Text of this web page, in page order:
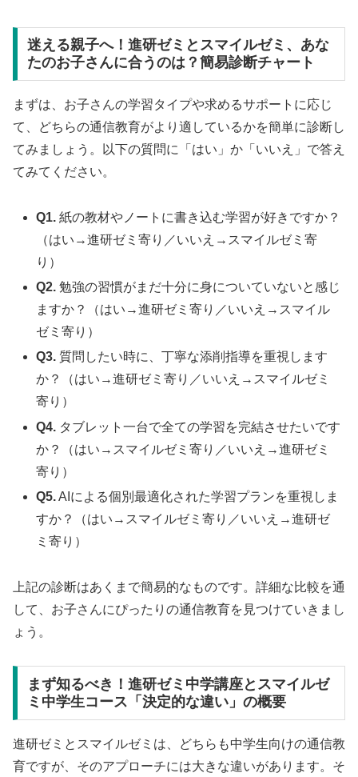
迷える親子へ！進研ゼミとスマイルゼミ、あな
たのお子さんに合うのは？簡易診断チャート
まずは、お子さんの学習タイプや求めるサポートに応じ
て、どちらの通信教育がより適しているかを簡単に診断し
てみましょう。以下の質問に「はい」か「いいえ」で答え
てみてください。
Q1. 紙の教材やノートに書き込む学習が好きですか？
（はい→進研ゼミ寄り／いいえ→スマイルゼミ寄
り）
Q2. 勉強の習慣がまだ十分に身についていないと感じ
ますか？（はい→進研ゼミ寄り／いいえ→スマイル
ゼミ寄り）
Q3. 質問したい時に、丁寧な添削指導を重視します
か？（はい→進研ゼミ寄り／いいえ→スマイルゼミ
寄り）
Q4. タブレット一台で全ての学習を完結させたいです
か？（はい→スマイルゼミ寄り／いいえ→進研ゼミ
寄り）
Q5.AIによる個別最適化された学習プランを重視しま
すか？（はい→スマイルゼミ寄り／いいえ→進研ゼ
ミ寄り）
上記の診断はあくまで簡易的なものです。詳細な比較を通
して、お子さんにぴったりの通信教育を見つけていきまし
ょう。
まず知るべき！進研ゼミ中学講座とスマイルゼ
ミ中学生コース「決定的な違い」の概要
進研ゼミとスマイルゼミは、どちらも中学生向けの通信教
育ですが、そのアプローチには大きな違いがあります。そ